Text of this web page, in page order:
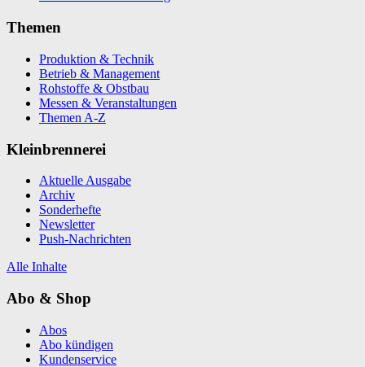
Themen
Produktion & Technik
Betrieb & Management
Rohstoffe & Obstbau
Messen & Veranstaltungen
Themen A-Z
Kleinbrennerei
Aktuelle Ausgabe
Archiv
Sonderhefte
Newsletter
Push-Nachrichten
Alle Inhalte
Abo & Shop
Abos
Abo kündigen
Kundenservice